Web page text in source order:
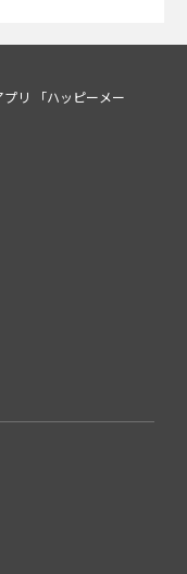
リ 「ハッピーメー